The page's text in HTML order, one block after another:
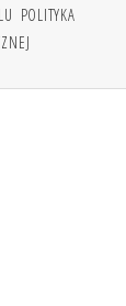
POLITYKA